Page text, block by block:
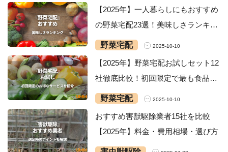
【2025年】一人暮らしにもおすすめ
の野菜宅配23選！美味しさランキン
グ・安いサービスを紹介
野菜宅配 2025-10-10
【2025年】野菜宅配お試しセット12
社徹底比較！初回限定で最も食品が
お得なサービスは？
野菜宅配 2025-10-10
おすすめ害獣駆除業者15社を比較
【2025年】料金・費用相場・選び方